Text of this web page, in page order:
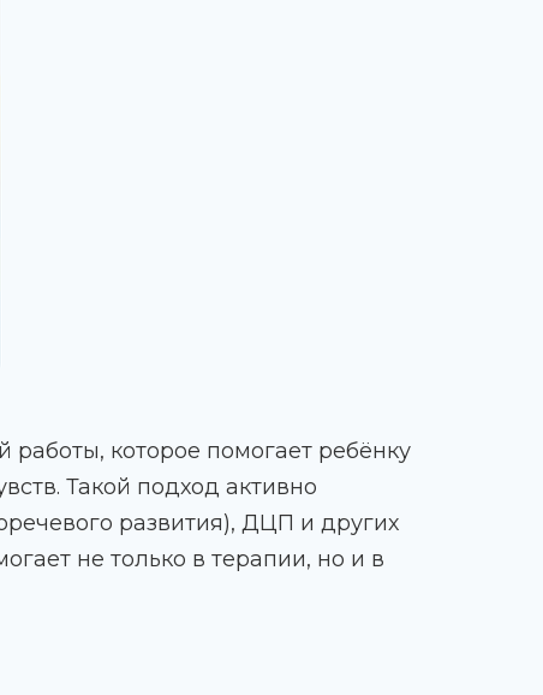
которое помогает ребёнку
Такой подход активно
развития), ДЦП и других
не только в терапии, но и в